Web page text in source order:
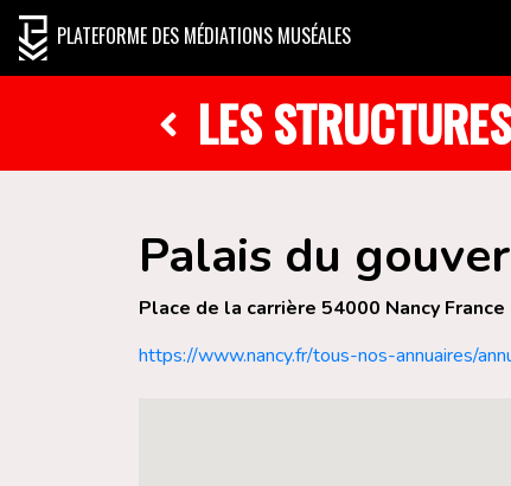
PLATEFORME DES MÉDIATIONS MUSÉALES
LES STRUCTURES
Palais du
Place de la carrière 54000 Nancy France
https://www.nancy.fr/tous-nos-annuaires/